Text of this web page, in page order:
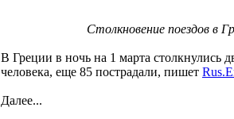
Столкновение поездов в
В Греции в ночь на 1 марта столкнулись
человека, еще 85 пострадали, пишет
Далее...